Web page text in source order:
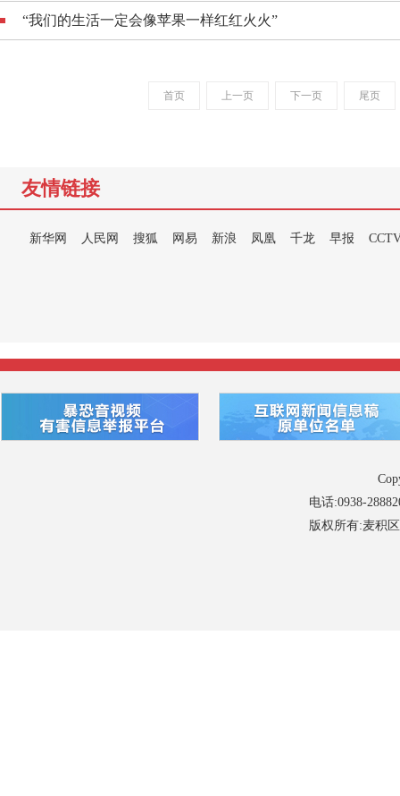
“我们的生活一定会像苹果一样红红火火”
首页 上一页 下一页 尾页
友情链接
新华网 人民网 搜狐 网易 新浪 凤凰 千龙 早报
电话:0938-
版权所有:麦积